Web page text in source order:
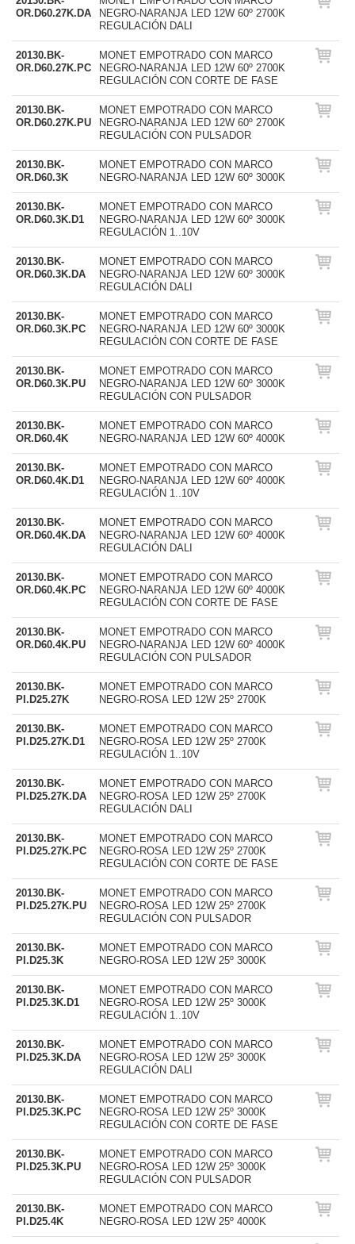
OR.D60.27K.DA
NEGRO-NARANJA LED 12W 60º 2700K
REGULACIÓN DALI
20130.BK-
OR.D60.27K.PC
MONET EMPOTRADO CON MARCO
NEGRO-NARANJA LED 12W 60º 2700K
REGULACIÓN CON CORTE DE FASE
20130.BK-
OR.D60.27K.PU
MONET EMPOTRADO CON MARCO
NEGRO-NARANJA LED 12W 60º 2700K
REGULACIÓN CON PULSADOR
20130.BK-
OR.D60.3K
MONET EMPOTRADO CON MARCO
NEGRO-NARANJA LED 12W 60º 3000K
20130.BK-
OR.D60.3K.D1
MONET EMPOTRADO CON MARCO
NEGRO-NARANJA LED 12W 60º 3000K
REGULACIÓN 1..10V
20130.BK-
OR.D60.3K.DA
MONET EMPOTRADO CON MARCO
NEGRO-NARANJA LED 12W 60º 3000K
REGULACIÓN DALI
20130.BK-
OR.D60.3K.PC
MONET EMPOTRADO CON MARCO
NEGRO-NARANJA LED 12W 60º 3000K
REGULACIÓN CON CORTE DE FASE
20130.BK-
OR.D60.3K.PU
MONET EMPOTRADO CON MARCO
NEGRO-NARANJA LED 12W 60º 3000K
REGULACIÓN CON PULSADOR
20130.BK-
OR.D60.4K
MONET EMPOTRADO CON MARCO
NEGRO-NARANJA LED 12W 60º 4000K
20130.BK-
OR.D60.4K.D1
MONET EMPOTRADO CON MARCO
NEGRO-NARANJA LED 12W 60º 4000K
REGULACIÓN 1..10V
20130.BK-
OR.D60.4K.DA
MONET EMPOTRADO CON MARCO
NEGRO-NARANJA LED 12W 60º 4000K
REGULACIÓN DALI
20130.BK-
OR.D60.4K.PC
MONET EMPOTRADO CON MARCO
NEGRO-NARANJA LED 12W 60º 4000K
REGULACIÓN CON CORTE DE FASE
20130.BK-
OR.D60.4K.PU
MONET EMPOTRADO CON MARCO
NEGRO-NARANJA LED 12W 60º 4000K
REGULACIÓN CON PULSADOR
20130.BK-
PI.D25.27K
MONET EMPOTRADO CON MARCO
NEGRO-ROSA LED 12W 25º 2700K
20130.BK-
PI.D25.27K.D1
MONET EMPOTRADO CON MARCO
NEGRO-ROSA LED 12W 25º 2700K
REGULACIÓN 1..10V
20130.BK-
PI.D25.27K.DA
MONET EMPOTRADO CON MARCO
NEGRO-ROSA LED 12W 25º 2700K
REGULACIÓN DALI
20130.BK-
PI.D25.27K.PC
MONET EMPOTRADO CON MARCO
NEGRO-ROSA LED 12W 25º 2700K
REGULACIÓN CON CORTE DE FASE
20130.BK-
PI.D25.27K.PU
MONET EMPOTRADO CON MARCO
NEGRO-ROSA LED 12W 25º 2700K
REGULACIÓN CON PULSADOR
20130.BK-
PI.D25.3K
MONET EMPOTRADO CON MARCO
NEGRO-ROSA LED 12W 25º 3000K
20130.BK-
PI.D25.3K.D1
MONET EMPOTRADO CON MARCO
NEGRO-ROSA LED 12W 25º 3000K
REGULACIÓN 1..10V
20130.BK-
PI.D25.3K.DA
MONET EMPOTRADO CON MARCO
NEGRO-ROSA LED 12W 25º 3000K
REGULACIÓN DALI
20130.BK-
PI.D25.3K.PC
MONET EMPOTRADO CON MARCO
NEGRO-ROSA LED 12W 25º 3000K
REGULACIÓN CON CORTE DE FASE
20130.BK-
PI.D25.3K.PU
MONET EMPOTRADO CON MARCO
NEGRO-ROSA LED 12W 25º 3000K
REGULACIÓN CON PULSADOR
20130.BK-
PI.D25.4K
MONET EMPOTRADO CON MARCO
NEGRO-ROSA LED 12W 25º 4000K